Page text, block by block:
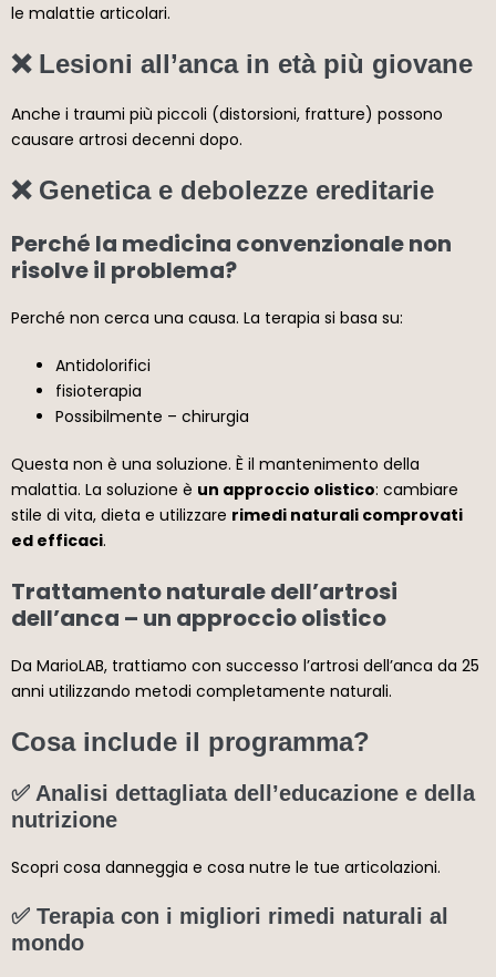
le malattie articolari.
❌ Lesioni all’anca in età più giovane
Anche i traumi più piccoli (distorsioni, fratture) possono
causare artrosi decenni dopo.
❌ Genetica e debolezze ereditarie
Perché la medicina convenzionale non
risolve il problema?
Perché non cerca una causa. La terapia si basa su:
Antidolorifici
fisioterapia
Possibilmente – chirurgia
Questa non è una soluzione. È il mantenimento della
malattia. La soluzione è un approccio olistico: cambiare
stile di vita, dieta e utilizzare rimedi naturali comprovati
ed efficaci.
Trattamento naturale dell’artrosi
dell’anca – un approccio olistico
Da MarioLAB, trattiamo con successo l’artrosi dell’anca da 25
anni utilizzando metodi completamente naturali.
Cosa include il programma?
✅ Analisi dettagliata dell’educazione e della
nutrizione
Scopri cosa danneggia e cosa nutre le tue articolazioni.
✅ Terapia con i migliori rimedi naturali al
mondo